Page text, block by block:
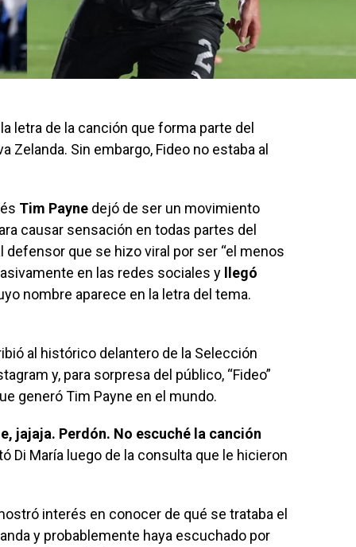
letra de la canción que forma parte del
Sin embargo, Fideo no estaba al
Tim Payne dejó de ser un movimiento
causar sensación en todas partes del
defensor que se hizo viral por ser “el menos
en las redes sociales y llegó
nombre aparece en la letra del tema.
al histórico delantero de la Selección
y, para sorpresa del público, “Fideo”
generó Tim Payne en el mundo.
jajaja. Perdón. No escuché la canción
Di María luego de la consulta que le hicieron
interés en conocer de qué se trataba el
y probablemente haya escuchado por